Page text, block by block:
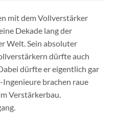
mit dem Vollverstärker
Dekade lang der
Welt. Sein absoluter
dürfte auch
dürfte er eigentlich gar
brachen raue
Verstärkerbau.